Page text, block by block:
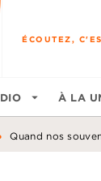
ÉCOUTEZ,
arrow_drop_down À LA
Quand nos